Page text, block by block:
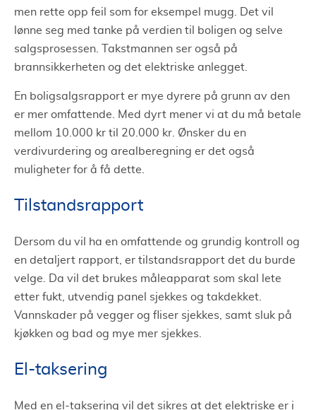
men rette opp feil som for eksempel mugg. Det vil
lønne seg med tanke på verdien til boligen og selve
salgsprosessen. Takstmannen ser også på
brannsikkerheten og det elektriske anlegget.
En boligsalgsrapport er mye dyrere på grunn av den
er mer omfattende. Med dyrt mener vi at du må betale
mellom 10.000 kr til 20.000 kr. Ønsker du en
verdivurdering og arealberegning er det også
muligheter for å få dette.
Tilstandsrapport
Dersom du vil ha en omfattende og grundig kontroll og
en detaljert rapport, er tilstandsrapport det du burde
velge. Da vil det brukes måleapparat som skal lete
etter fukt, utvendig panel sjekkes og takdekket.
Vannskader på vegger og fliser sjekkes, samt sluk på
kjøkken og bad og mye mer sjekkes.
El-taksering
Med en el-taksering vil det sikres at det elektriske er i